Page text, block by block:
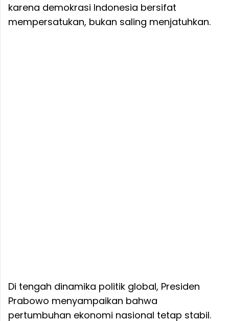
karena demokrasi Indonesia bersifat
mempersatukan, bukan saling menjatuhkan.
Di tengah dinamika politik global, Presiden
Prabowo menyampaikan bahwa
pertumbuhan ekonomi nasional tetap stabil.